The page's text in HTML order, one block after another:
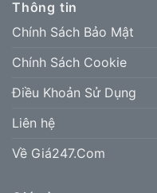
Thông tin
Chính Sách Bảo Mật
Chính Sách Cookie
Điều Khoản Sử Dụng
Liên hệ
Về Giá247.Com